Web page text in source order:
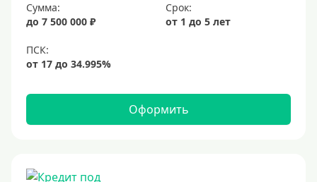
7%
8%
9%
11%
12%
14%
Сумма:
до 7 500 000 ₽
Срок:
от 1 до 5 лет
Оформить